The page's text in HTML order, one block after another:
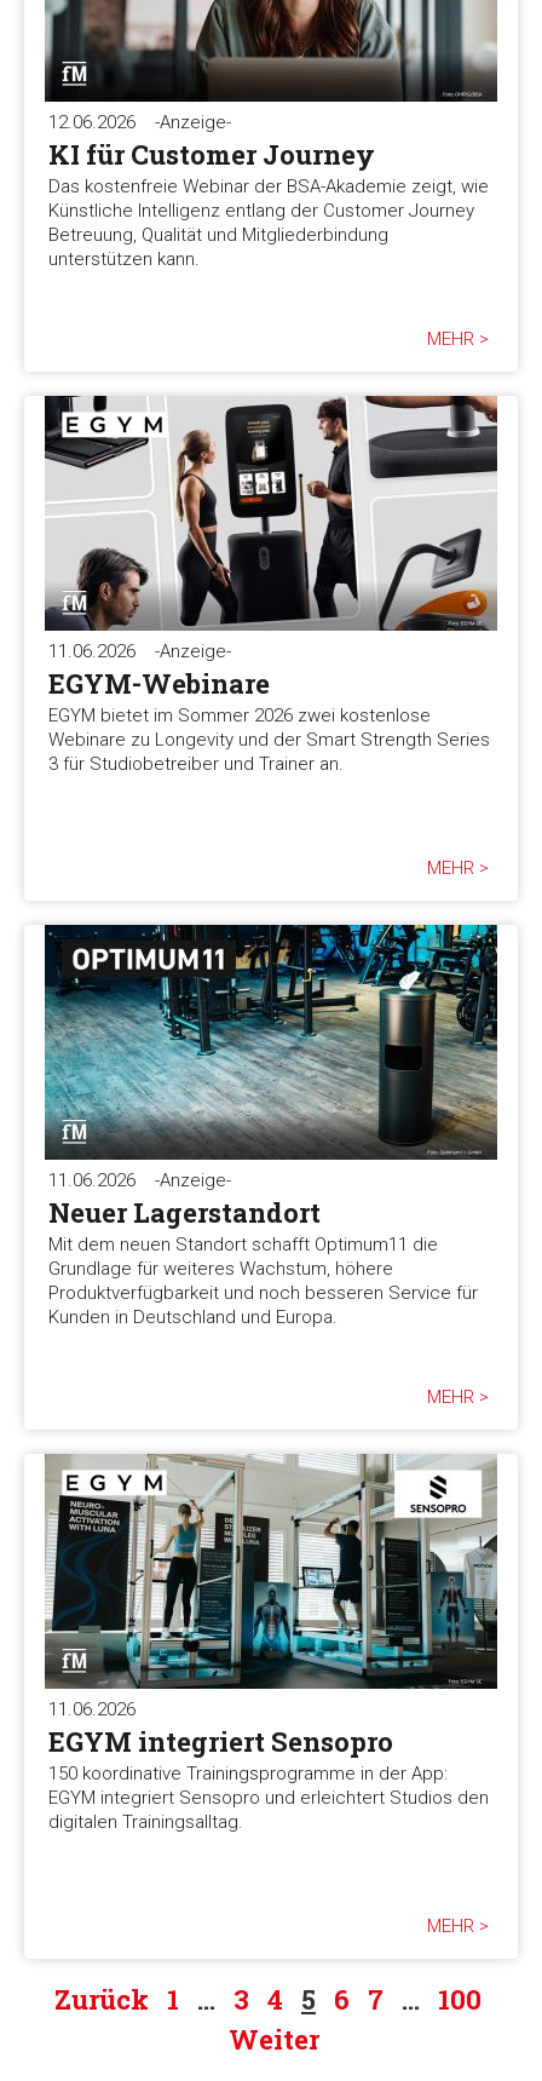
12.06.2026 -Anzeige-
KI für Customer Journey
Das kostenfreie Webinar der BSA-Akademie zeigt, wie
Künstliche Intelligenz entlang der Customer Journey
Betreuung, Qualität und Mitgliederbindung
unterstützen kann.
MEHR >
11.06.2026 -Anzeige-
EGYM-Webinare
EGYM bietet im Sommer 2026 zwei kostenlose
Webinare zu Longevity und der Smart Strength Series
3 für Studiobetreiber und Trainer an.
MEHR >
11.06.2026 -Anzeige-
Neuer Lagerstandort
Mit dem neuen Standort schafft Optimum11 die
Grundlage für weiteres Wachstum, höhere
Produktverfügbarkeit und noch besseren Service für
Kunden in Deutschland und Europa.
MEHR >
11.06.2026
EGYM integriert Sensopro
150 koordinative Trainingsprogramme in der App:
EGYM integriert Sensopro und erleichtert Studios den
digitalen Trainingsalltag.
MEHR >
Zurück 1 … 3 4 5 6 7 … 100
Weiter